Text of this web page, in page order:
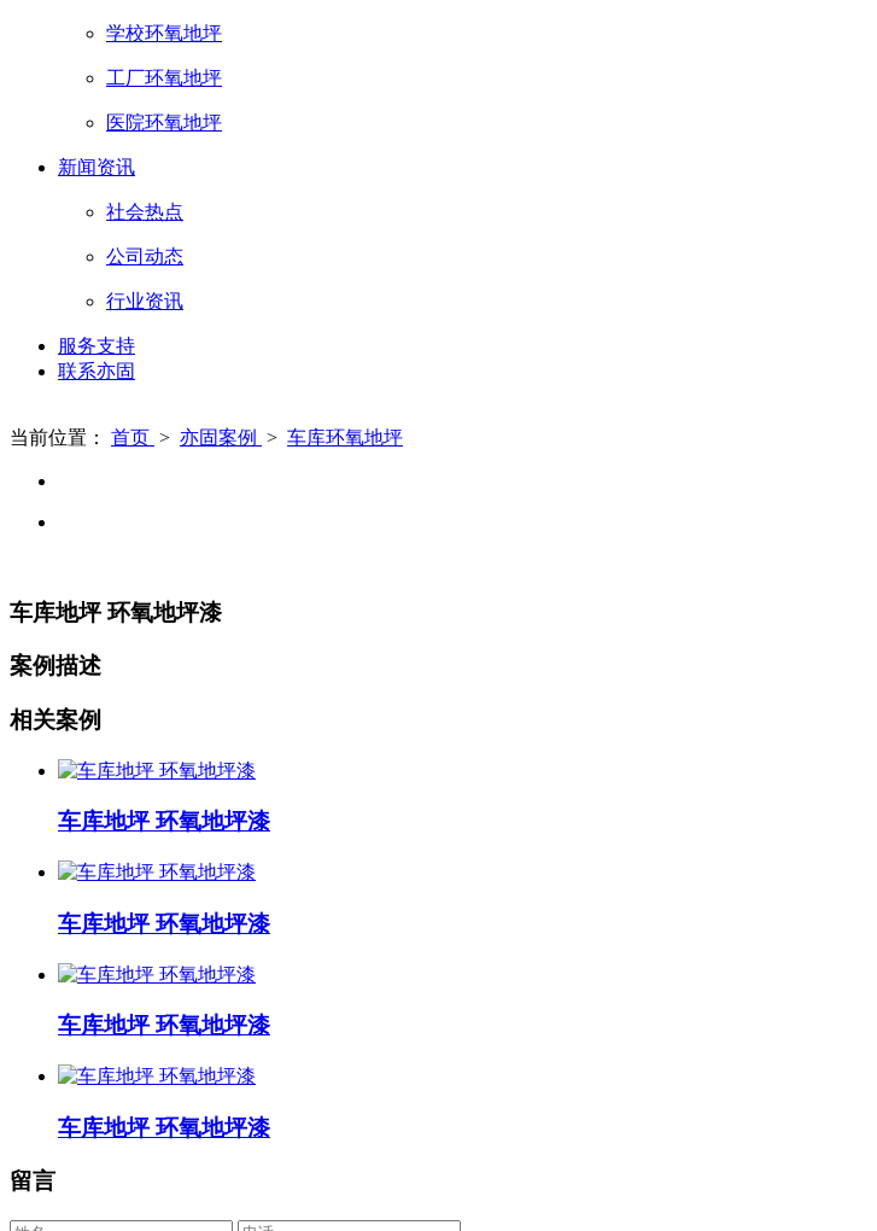
学校环氧地坪
工厂环氧地坪
医院环氧地坪
新闻资讯
社会热点
公司动态
行业资讯
服务支持
联系亦固
当前位置： 首页 > 亦固案例 > 车库环氧地坪
车库地坪 环氧地坪漆
案例描述
相关案例
车库地坪 环氧地坪漆
车库地坪 环氧地坪漆
车库地坪 环氧地坪漆
车库地坪 环氧地坪漆
留言